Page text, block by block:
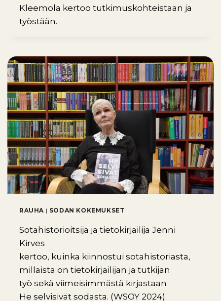
Kleemola kertoo tutkimuskohteistaan ja
työstään.
RAUHA | SODAN KOKEMUKSET
Sotahistorioitsija ja tietokirjailija Jenni
Kirves
kertoo, kuinka kiinnostui sotahistoriasta,
millaista on tietokirjailijan ja tutkijan
työ sekä viimeisimmästä kirjastaan
He selvisivät sodasta. (WSOY 2024).